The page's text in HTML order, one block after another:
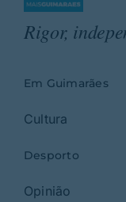
Rigor,
Em Guimarães
Cultura
Desporto
Opinião